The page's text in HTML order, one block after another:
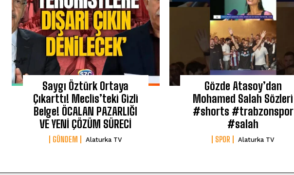
Saygı Öztürk Ortaya
Çıkarttı! Meclis’teki Gizli
Belge! ÖCALAN PAZARLIĞI
VE YENİ ÇÖZÜM SÜRECİ
GÜNDEM Alaturka TV
Gözde Atasoy’dan
Mohamed Salah Sözleri
#shorts #trabzonspor
#salah
SPOR Alaturka TV